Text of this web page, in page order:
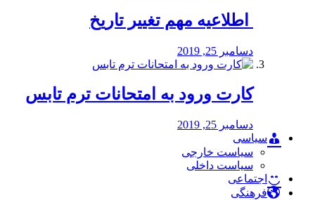
️ اطلاعیه مهم تغییر تاریخ
دسامبر 25, 2019
کارت ورود به امتحانات ترم تابس
دسامبر 25, 2019
سیاسی
سیاست خارجی
سیاست داخلی
اجتماعی
فرهنگی